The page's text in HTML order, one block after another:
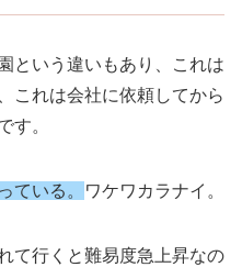
という違いもあり、これは
これは会社に依頼してから
す。
ている。 ワケワカラナイ。
て行くと難易度急上昇なの